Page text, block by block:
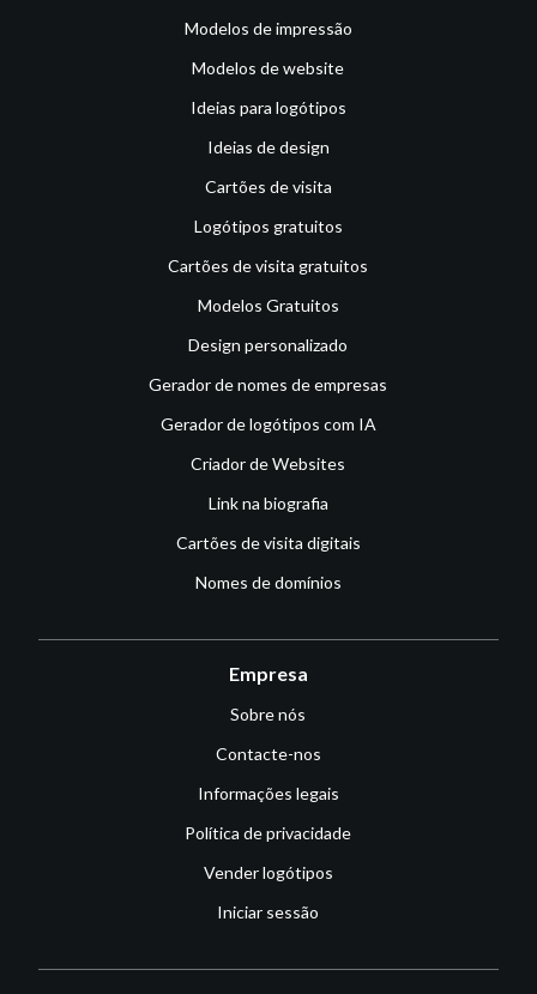
Modelos de impressão
Modelos de website
Ideias para logótipos
Ideias de design
Cartões de visita
Logótipos gratuitos
Cartões de visita gratuitos
Modelos Gratuitos
Design personalizado
Gerador de nomes de empresas
Gerador de logótipos com IA
Criador de Websites
Link na biografia
Cartões de visita digitais
Nomes de domínios
Empresa
Sobre nós
Contacte-nos
Informações legais
Política de privacidade
Vender logótipos
Iniciar sessão